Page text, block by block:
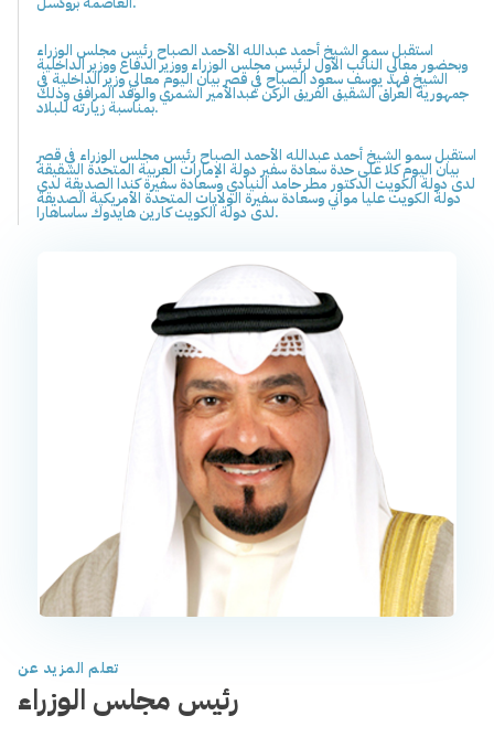
استقبل سمو الشيخ أحمد عبدالله الأحمد الصباح رئيس مجلس الوزراء
وبحضور معالي النائب الأول لرئيس مجلس الوزراء ووزير الدفاع ووزير الداخلية
الشيخ فهد يوسف سعود الصباح في قصر بيان اليوم معالي وزير الداخلية في
جمهورية العراق الشقيق الفريق الركن عبدالأمير الشمري والوفد المرافق وذلك
بمناسبة زيارته للبلاد.
استقبل سمو الشيخ أحمد عبدالله الأحمد الصباح رئيس مجلس الوزراء في قصر
بيان اليوم كلا على حدة سعادة سفير دولة الإمارات العربية المتحدة الشقيقة
لدى دولة الكويت الدكتور مطر حامد النيادي وسعادة سفيرة كندا الصديقة لدى
دولة الكويت عليا مواني وسعادة سفيرة الولايات المتحدة الأمريكية الصديقة
لدى دولة الكويت كارين هايدوك ساساهارا.
تعلم المزيد عن
رئيس مجلس الوزراء